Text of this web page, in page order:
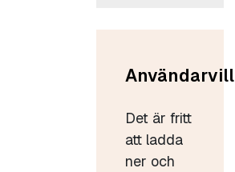
Det är fritt
att ladda
ner och